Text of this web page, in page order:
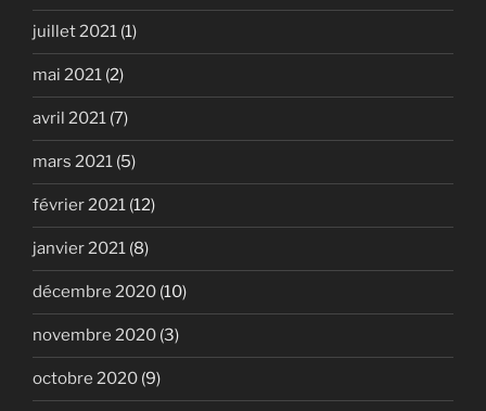
juillet 2021 (1)
mai 2021 (2)
avril 2021 (7)
mars 2021 (5)
février 2021 (12)
janvier 2021 (8)
décembre 2020 (10)
novembre 2020 (3)
octobre 2020 (9)